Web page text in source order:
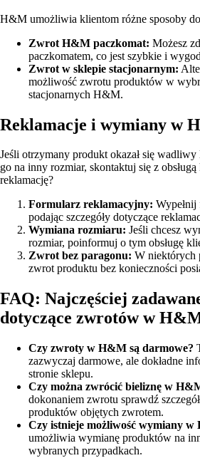
H&M umożliwia klientom różne sposoby
Zwrot H&M paczkomat: Możesz
paczkomatem, co jest szybkie i
Zwrot w sklepie stacjonarnym:
możliwość zwrotu produktów w
stacjonarnych H&M.
Reklamacje i wymiany w
Jeśli otrzymany produkt okazał się
go na inny rozmiar, skontaktuj się z
reklamację?
Formularz reklamacyjny:
podając szczegóły dotyczące
Wymiana rozmiaru: Jeśli chcesz
rozmiar, poinformuj o tym obsługę
Zwrot bez paragonu: W niektórych
zwrot produktu bez konieczności
FAQ: Najczęściej
dotyczące zwrotów w
Czy zwroty w H&M są darmowe?
zazwyczaj darmowe, ale dokładne
stronie sklepu.
Czy można zwrócić bieliznę w
dokonaniem zwrotu sprawdź
produktów objętych zwrotem.
Czy istnieje możliwość wymiany w
umożliwia wymianę produktów na
wybranych przypadkach.